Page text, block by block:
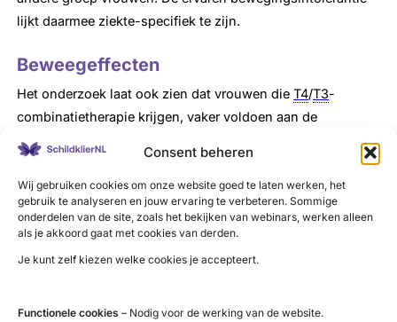
Consent beheren
Wij gebruiken cookies om onze website goed te laten werken, het
gebruik te analyseren en jouw ervaring te verbeteren. Sommige
onderdelen van de site, zoals het bekijken van webinars, werken alleen
als je akkoord gaat met cookies van derden.
Je kunt zelf kiezen welke cookies je accepteert.
Functionele cookies – Nodig voor de werking van de website.
lijkt daarmee ziekte-specifiek te zijn.
Beweegeffecten
Het onderzoek laat ook zien dat vrouwen dieT4/T3-
combinatietherapie krijgen, vaker voldoen aan de
Beweegrichtlijn dan vrouwen die alleen
Verder blijkt dat vrouwen met
comorbiditeit
voldoen aan de Beweegrichtlijn dan vrouwen
zondercomorbiditeit. Dit lijkt verrassend, maar mogelijk
zijn vrouwen met meerdere chronische aandoeningen zich
beter bewust van het belang van beweging als preventief